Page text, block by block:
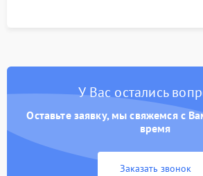
У Вас остались
Оставьте заявку, мы свяжемся с
время
Заказать звонок